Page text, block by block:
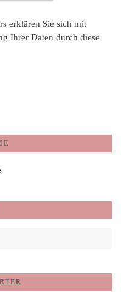
erklären Sie sich mit
Ihrer Daten durch diese